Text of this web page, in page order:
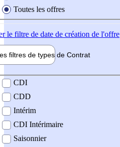
Toutes les offres
le filtre de date de création de l'offre
filtres de types de Contrat
contrat
CDI
CDD
Intérim
CDI Intérimaire
Saisonnier